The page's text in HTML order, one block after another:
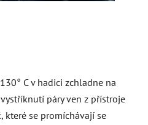
° C v hadici zchladne na
páry ven z přístroje
které se promíchávají se